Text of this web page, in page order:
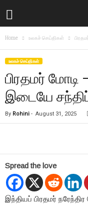
Home உலகச் செய்திகள்
உலகச் செய்திகள்
பிரதமர்
இடையே
By Rohini - August 31, 2025
Spread the love
இந்தியப் பிரதமர்